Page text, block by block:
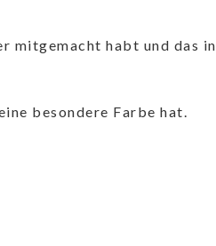
mitgemacht habt und das in
besondere Farbe hat.